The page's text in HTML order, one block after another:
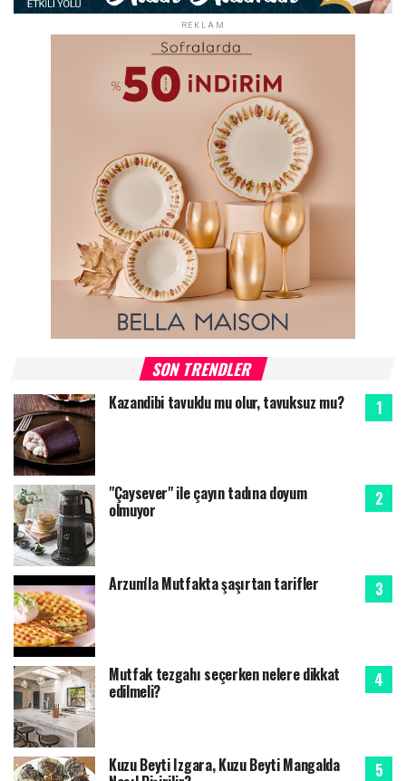
REKLAM
SON TRENDLER
Kazandibi tavuklu mu olur, tavuksuz mu?
"Çaysever" ile çayın tadına doyum
olmuyor
Arzum'la Mutfakta şaşırtan tarifler
Mutfak tezgahı seçerken nelere dikkat
edilmeli?
Kuzu Beyti Izgara, Kuzu Beyti Mangalda